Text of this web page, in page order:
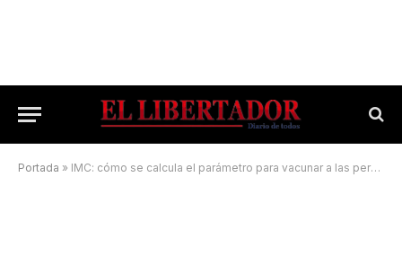
Portada » IMC: cómo se calcula el parámetro para vacunar a las personas con obesidad